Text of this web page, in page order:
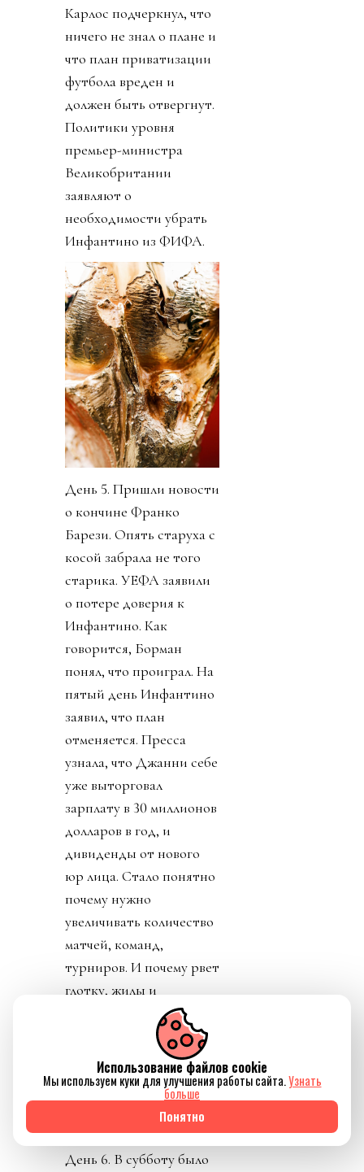
Карлос подчеркнул, что
ничего не знал о плане и
что план приватизации
футбола вреден и
должен быть отвергнут.
Политики уровня
премьер-министра
Великобритании
заявляют о
необходимости убрать
Инфантино из ФИФА.
День 5. Пришли новости
о кончине Франко
Барези. Опять старуха с
косой забрала не того
старика. УЕФА заявили
о потере доверия к
Инфантино. Как
говорится, Борман
понял, что проиграл. На
пятый день Инфантино
заявил, что план
отменяется. Пресса
узнала, что Джанни себе
уже выторговал
зарплату в 30 миллионов
долларов в год, и
дивиденды от нового
юр лица. Стало понятно
почему нужно
увеличивать количество
матчей, команд,
турниров. И почему рвет
глотку, жилы и
отверстия в своем теле
Конфедерации же
начали объединяться
против заговора
президента ФИФА.
День 6. В субботу было
Использование файлов cookie
Мы используем куки для улучшения работы сайта.Узнать
больше
Понятно